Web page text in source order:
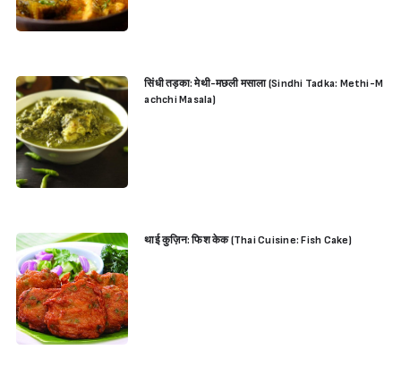
सिंधी तड़का: मेथी-मछली मसाला (Sindhi Tadka: Methi-M
achchi Masala)
थाई कुज़िन: फिश केक (Thai Cuisine: Fish Cake)